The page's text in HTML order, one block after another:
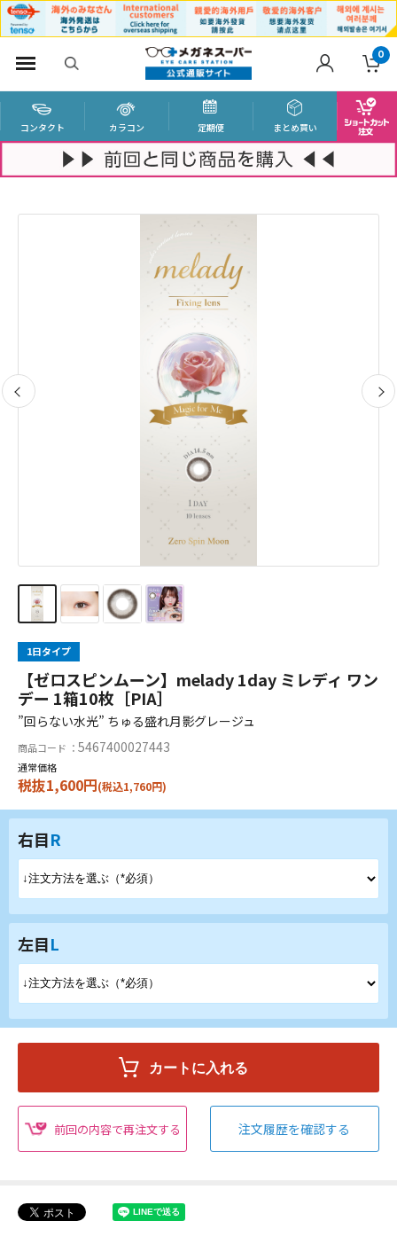
0
コンタクト カラコン 定期便 まとめ買い
1日タイプ
【ゼロスピンムーン】melady 1day ミレディ ワン
デー 1箱10枚［PIA］
”回らない水光” ちゅる盛れ月影グレージュ
商品コード ： 5467400027443
通常価格
税抜1,600円(税込1,760円)
右目R
左目L
前回の内容で再注文する 注文履歴を確認する